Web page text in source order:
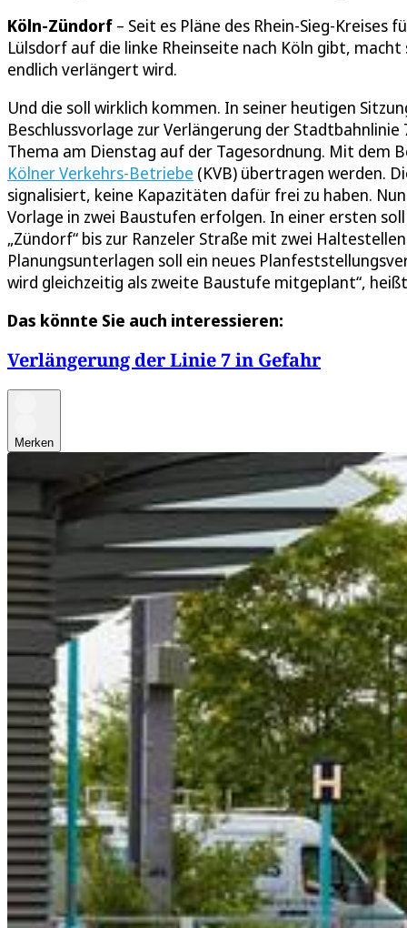
Köln-Zündorf – Seit es Pläne des Rhein-Sieg-
Lülsdorf auf die linke Rheinseite nach Köln gibt,
endlich verlängert wird.
Und die soll wirklich kommen. In seiner heutigen
Beschlussvorlage zur Verlängerung der
Thema am Dienstag auf der Tagesordnung. Mit dem
Kölner Verkehrs-Betriebe (KVB) übertragen werden.
signalisiert, keine Kapazitäten dafür frei zu haben.
Vorlage in zwei Baustufen erfolgen. In einer ersten
„Zündorf“ bis zur Ranzeler Straße mit zwei
Planungsunterlagen soll ein neues
wird gleichzeitig als zweite Baustufe mitgeplant“,
Das könnte Sie auch interessieren:
Verlängerung der Linie 7 in Gefahr
Merken